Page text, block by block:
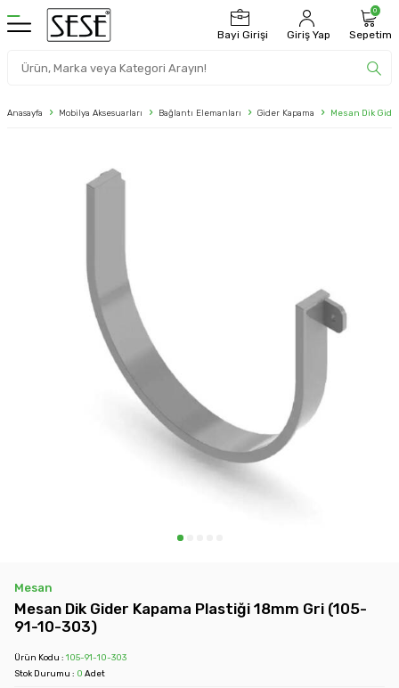
Bayi Girişi Giriş Yap
0
Sepetim
Anasayfa Mobilya Aksesuarları Bağlantı Elemanları Gider Kapama Mesan Dik
Mesan
Mesan Dik Gider Kapama Plastiği 18mm Gri (105-
91-10-303)
Ürün Kodu : 105-91-10-303
Stok Durumu : 0 Adet